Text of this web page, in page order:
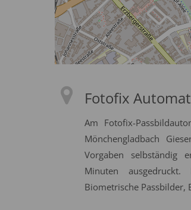
Fotofix
Am Fotofix-
Mönchengladbach
Vorgaben selbständig
Minuten
Biometrische Passbilder,